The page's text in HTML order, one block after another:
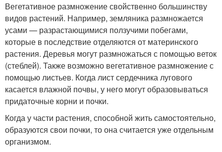
Вегетативное размножение свойственно большинству
видов растений. Например, земляника размножается
усами — разрастающимися ползучими побегами,
которые в последствие отделяются от материнского
растения. Деревья могут размножаться с помощью веток
(стеблей). Также возможно вегетативное размножение с
помощью листьев. Когда лист сердечника лугового
касается влажной почвы, у него могут образовываться
придаточные корни и почки.
Когда у части растения, способной жить самостоятельно,
образуются свои почки, то она считается уже отдельным
организмом.